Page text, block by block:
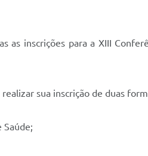
inscrições para a XIII
sua inscrição de duas
Saúde;